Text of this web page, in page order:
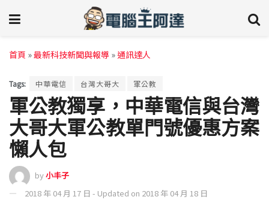
首頁 »最新科技新聞與報導 »通訊達人
Tags: 中華電信 台灣大哥大 軍公教
軍公教獨享，中華電信與台灣
大哥大軍公教單門號優惠方案
懶人包
by小丰子
2018 年 04 月 17 日 - Updated on 2018 年 04 月 18 日